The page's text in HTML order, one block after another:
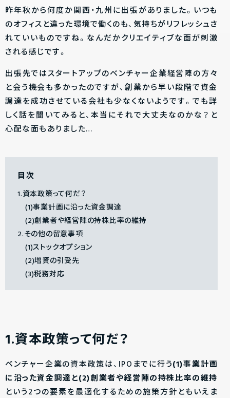
昨年秋から何度か関西・九州に出張がありました。いつも
のオフィスと違った環境で働くのも、気持ちがリフレッシュさ
れていいものですね。なんだかクリエイティブな面が刺激
される感じです。
出張先ではスタートアップのベンチャー企業経営陣の方々
と会う機会も多かったのですが、創業から早い段階で資金
調達を成功させている会社も少なくないようです。でも詳
しく話を聞いてみると、本当にそれで大丈夫なのかな？と
心配な面もありました…
目次
1.資本政策って何だ？
(1)事業計画に沿った資金調達
(2)創業者や経営陣の持株比率の維持
2.その他の留意事項
(1)ストックオプション
(2)増資の引受先
(3)税務対応
1.資本政策って何だ？
ベンチャー企業の資本政策は、IPOまでに行う(1)事業計画
に沿った資金調達と(2)創業者や経営陣の持株比率の維持
という2つの要素を最適化するための施策方針ともいえま